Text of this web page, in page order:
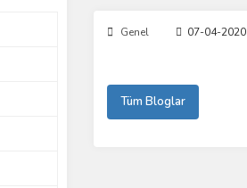
Genel 07-04-2020
Tüm Bloglar